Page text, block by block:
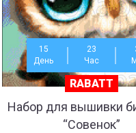
15
День
23
Час
RABATT
Набор для вышивки
“Совенок”